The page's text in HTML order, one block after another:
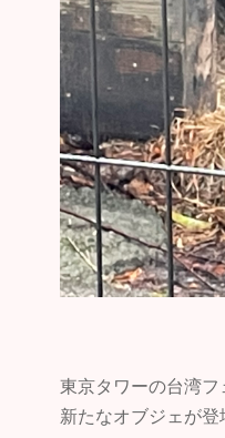
東京タワーの台湾フ
新たなオブジェが登